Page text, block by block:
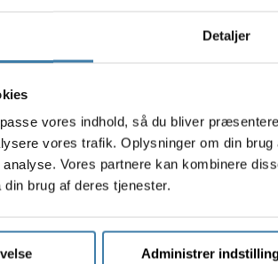
Detaljer
vores indhold, så du bliver
vores trafik. Oplysninger om din
Vores partnere kan kombinere
brug af deres tjenester.
Administrer
nye eventyr på grusvejene med
materialer for optimal ydeevne -
og det slidstærke design